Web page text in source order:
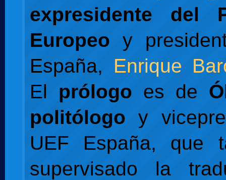
expresidente del
Europeo y
España, Enrique
El prólogo es de
politólogo y
UEF España, que
supervisado la